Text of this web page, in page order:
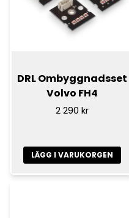
DRL Ombyggnadsset
Volvo FH4
2 290 kr
LÄGG I VARUKORGEN